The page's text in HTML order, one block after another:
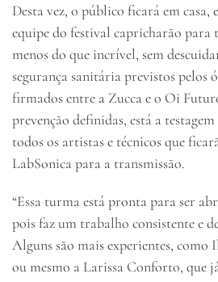
Desta vez, o público ficará em casa,
equipe do festival capricharão
menos do que incrível, sem
segurança sanitária previstos pelos
firmados entre a Zucca e o Oi
prevenção definidas, está a
todos os artistas e técnicos que
LabSonica para a transmissão.
“Essa turma está pronta para ser
pois faz um trabalho consistente e
Alguns são mais experientes, como
ou mesmo a Larissa Conforto, que